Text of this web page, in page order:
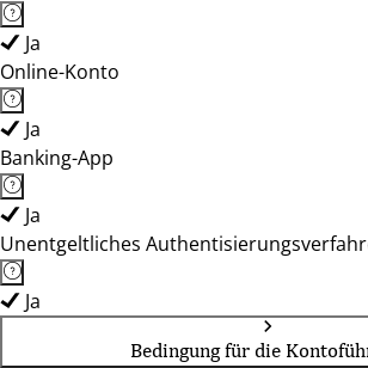
Ja
Online-Konto
Ja
Banking-App
Ja
Unentgeltliches
Ja
Bedingung für die